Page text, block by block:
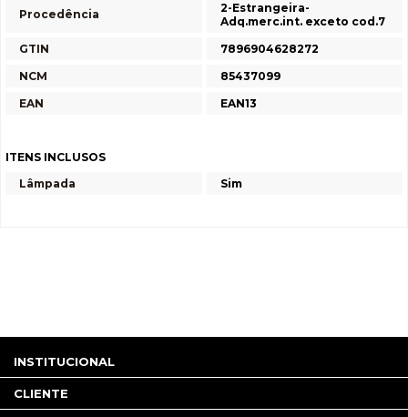
Procedência
2-Estrangeira-
Adq.merc.int. exceto cod.7
GTIN
7896904628272
NCM
85437099
EAN
EAN13
ITENS INCLUSOS
Lâmpada
Sim
INSTITUCIONAL
CLIENTE